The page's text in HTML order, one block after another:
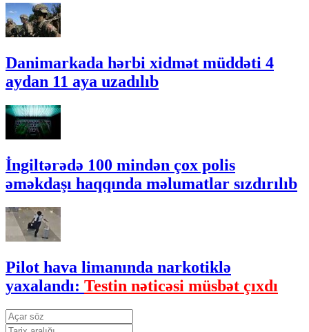
Danimarkada hərbi xidmət müddəti 4
aydan 11 aya uzadılıb
İngiltərədə 100 mindən çox polis
əməkdaşı haqqında məlumatlar sızdırılıb
Pilot hava limanında narkotiklə
yaxalandı: Testin nəticəsi müsbət çıxdı